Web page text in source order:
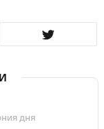
ДНЯ